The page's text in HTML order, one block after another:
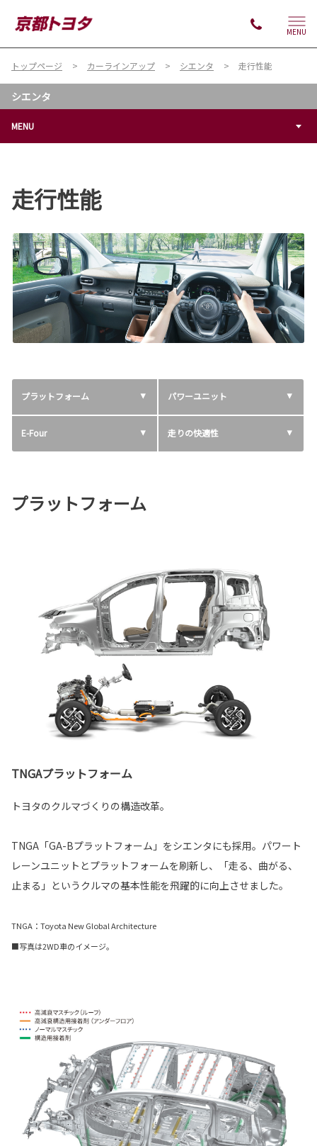
MENU
トップページ カーラインアップ シエンタ 走行性能
シエンタ
MENU
走行性能
プラットフォーム パワーユニット
E-Four 走りの快適性
プラットフォーム
TNGAプラットフォーム
トヨタのクルマづくりの構造改革。
TNGA「GA-Bプラットフォーム」をシエンタにも採用。パワート
レーンユニットとプラットフォームを刷新し、「走る、曲がる、
止まる」というクルマの基本性能を飛躍的に向上させました。
TNGA：Toyota New Global Architecture
■写真は2WD車のイメージ。